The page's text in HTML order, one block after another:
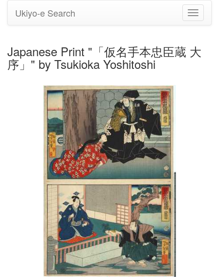
Toggle
Ukiyo-e Search
Japanese Print "「仮名手本忠臣蔵 大
序」" by Tsukioka Yoshitoshi